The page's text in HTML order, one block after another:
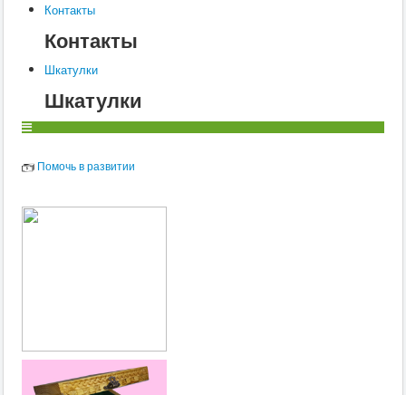
Контакты
Контакты
Шкатулки
Шкатулки
Помочь в развитии